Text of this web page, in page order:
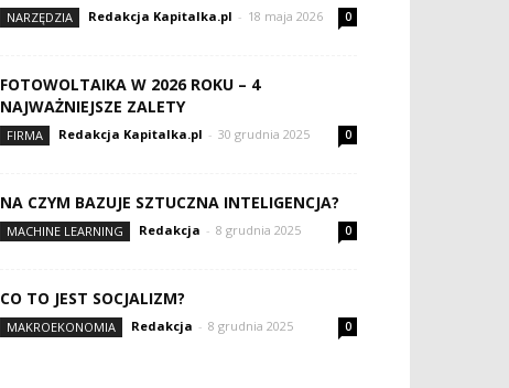
NARZĘDZIA Redakcja Kapitalka.pl - 18 maja 2026 0
FOTOWOLTAIKA W 2026 ROKU – 4
NAJWAŻNIEJSZE ZALETY
FIRMA Redakcja Kapitalka.pl - 30 grudnia 2025 0
NA CZYM BAZUJE SZTUCZNA INTELIGENCJA?
MACHINE LEARNING Redakcja - 8 grudnia 2025 0
CO TO JEST SOCJALIZM?
MAKROEKONOMIA Redakcja - 8 grudnia 2025 0